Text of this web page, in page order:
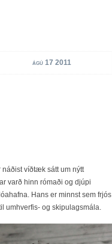
ágú 17 2011
náðist víðtæk sátt um nýtt
varð hinn rómaði og djúpi
Hans er minnst sem frjós
umhverfis- og skipulagsmála.